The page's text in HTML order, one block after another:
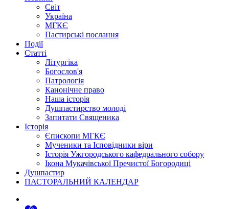
Світ
Україна
МГКЄ
Пастирські послання
Події
Статті
Літургіка
Богослов'я
Патрологія
Канонічне право
Наша історія
Душпастирство молоді
Запитати Священика
Історія
Єпископи МГКЄ
Мученики та Ісповідники віри
Історія Ужгородського кафедрального собору
Ікона Мукачівської Пречистої Богородиці
Душпастир
ПАСТОРАЛЬНИЙ КАЛЕНДАР